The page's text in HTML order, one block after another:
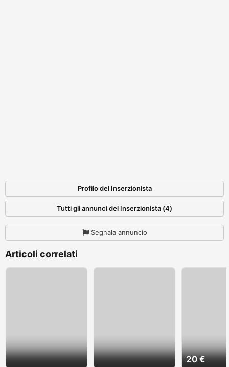
Profilo del Inserzionista
Tutti gli annunci del Inserzionista (4)
Segnala annuncio
Articoli correlati
20 €